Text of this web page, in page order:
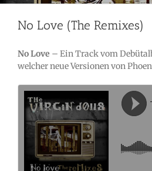
No Love (The Remixes)
No Love – Ein Track vom
welcher neue Versionen von